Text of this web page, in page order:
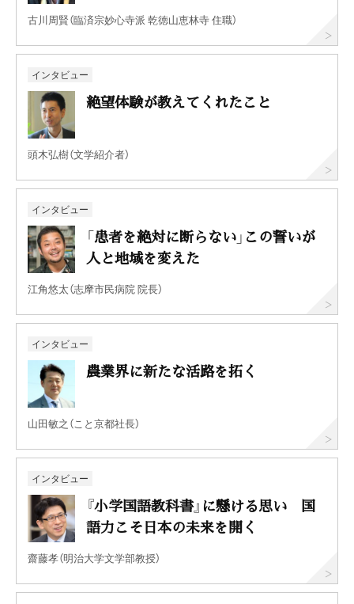
古川周賢（臨済宗妙心寺派 乾徳山恵林寺 住職）
インタビュー
絶望体験が教えてくれたこと
頭木弘樹（文学紹介者）
インタビュー
「患者を絶対に断らない」この誓いが
人と地域を変えた
江角悠太（志摩市民病院 院長）
インタビュー
農業界に新たな活路を拓く
山田敏之（こと京都社長）
インタビュー
『小学国語教科書』に懸ける思い 国
語力こそ日本の未来を開く
齋藤孝（明治大学文学部教授）